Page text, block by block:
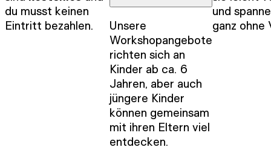
du musst keinen
Eintritt bezahlen.
Unsere
Workshopangebote
richten sich an
Kinder ab ca. 6
Jahren, aber auch
jüngere Kinder
können gemeinsam
mit ihren Eltern viel
entdecken.
und
ganz ohne